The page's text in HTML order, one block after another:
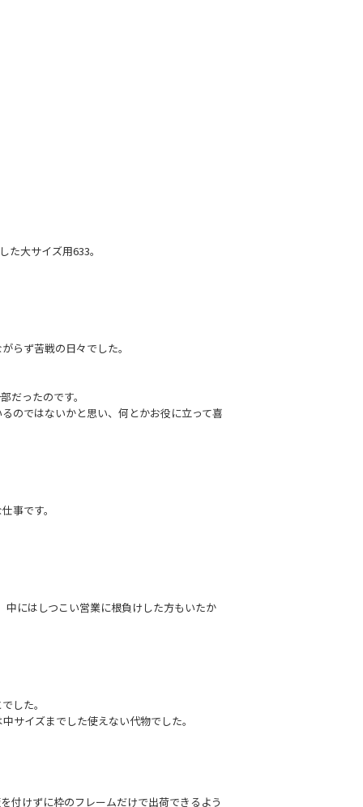
大サイズ用633。
らず苦戦の日々でした。
だったのです。
のではないかと思い、何とかお役に立って喜
事です。
にはしつこい営業に根負けした方もいたか
した。
サイズまでした使えない代物でした。
付けずに枠のフレームだけで出荷できるよう